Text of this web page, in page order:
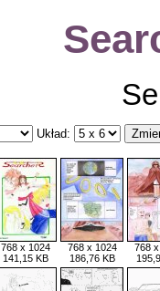
Układ:
768 x 1024
141,15 KB
768 x 1024
186,76 KB
768